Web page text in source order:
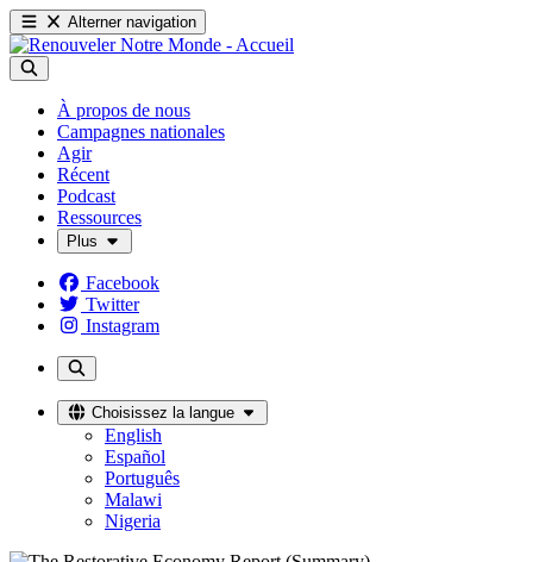
Alterner navigation
À propos de nous
Campagnes nationales
Agir
Récent
Podcast
Ressources
Plus
Facebook
Twitter
Instagram
Choisissez la langue
English
Español
Português
Malawi
Nigeria